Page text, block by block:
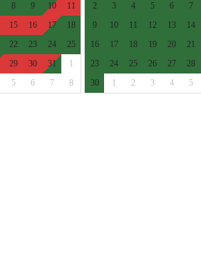
8 9 10
11
15 16 17
18
22 23 24
25
29 30 31
1
5 6 7 8
2
3 4 5 6 7
9
10 11 12 13 14
16
17 18 19 20 21
23
24 25 26 27 28
30
1 2 3 4 5